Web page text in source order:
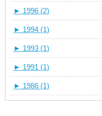
► 1996 (2)
► 1994 (1)
► 1993 (1)
► 1991 (1)
► 1986 (1)